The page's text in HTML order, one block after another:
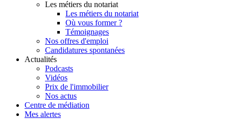
Les métiers du notariat
Les métiers du notariat
Où vous former ?
Témoignages
Nos offres d'emploi
Candidatures spontanées
Actualités
Podcasts
Vidéos
Prix de l'immobilier
Nos actus
Centre de médiation
Mes alertes